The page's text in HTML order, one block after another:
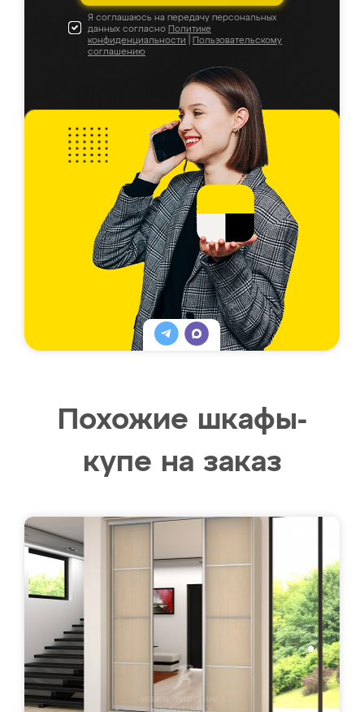
Я соглашаюсь на передачу персональных
данных согласно Политике
конфиденциальности
Пользовательскому
соглашению
Похожие шкафы-
купе на заказ